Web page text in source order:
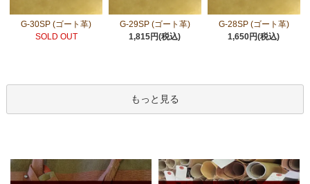
G-30SP (ゴート革)
SOLD OUT
G-29SP (ゴート革)
1,815円(税込)
G-28SP (ゴート革)
1,650円(税込)
もっと見る